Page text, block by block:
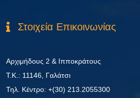
Στοιχεία Επικοινωνίας
Αρχιμήδους 2 & Ιπποκράτους
Τ.Κ.: 11146, Γαλάτσι
Τηλ. Κέντρο: +(30) 213.2055300